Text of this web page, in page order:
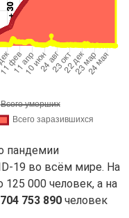
пандемии
19 во всём мире. На
000 человек, а на
704 753 890 человек